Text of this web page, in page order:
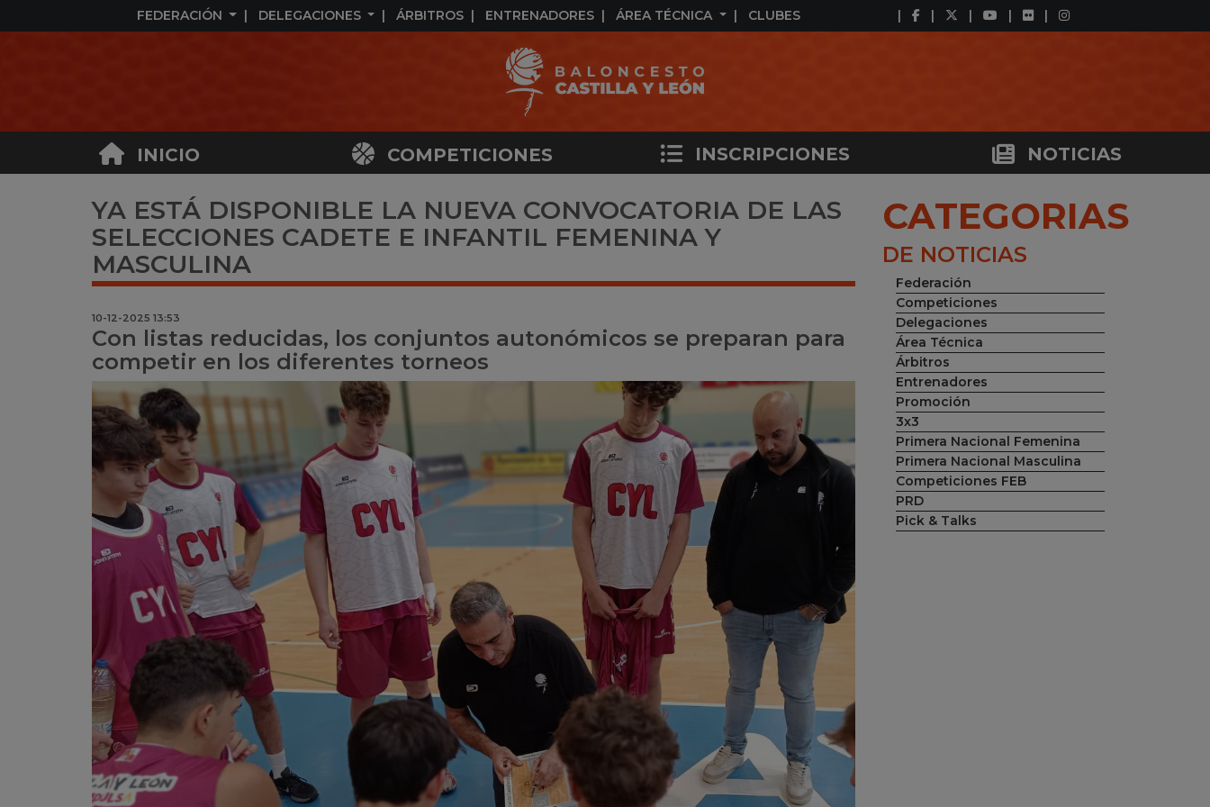
FEDERACIÓN DELEGACIONES ÁRBITROS ENTRENADORES ÁREA TÉCNICA CLUBES
INICIO COMPETICIONES INSCRIPCIONES NOTICIAS
YA ESTÁ DISPONIBLE LA NUEVA CONVOCATORIA DE LAS
SELECCIONES CADETE E INFANTIL FEMENINA Y
MASCULINA
10-12-2025 13:53
Con listas reducidas, los conjuntos autonómicos se preparan para
competir en los diferentes torneos
CATEGORIAS
DE NOTICIAS
Federación
Competiciones
Delegaciones
Área Técnica
Árbitros
Entrenadores
Promoción
3x3
Primera Nacional Femenina
Primera Nacional Masculina
Competiciones FEB
PRD
Pick & Talks